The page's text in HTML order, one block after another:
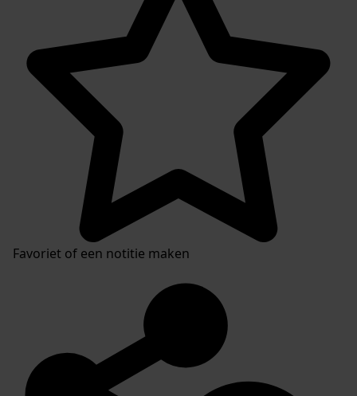
Favoriet of een notitie maken